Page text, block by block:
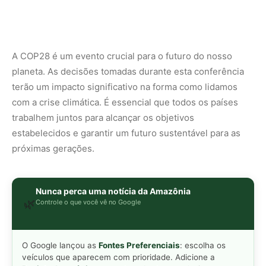
A COP28 é um evento crucial para o futuro do nosso
planeta. As decisões tomadas durante esta conferência
terão um impacto significativo na forma como lidamos
com a crise climática. É essencial que todos os países
trabalhem juntos para alcançar os objetivos
estabelecidos e garantir um futuro sustentável para as
próximas gerações.
🌿
Nunca perca uma notícia da Amazônia
Controle o que você vê no Google
O Google lançou as Fontes Preferenciais: escolha os
veículos que aparecem com prioridade. Adicione a